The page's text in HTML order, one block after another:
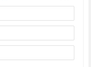
下载
做任务